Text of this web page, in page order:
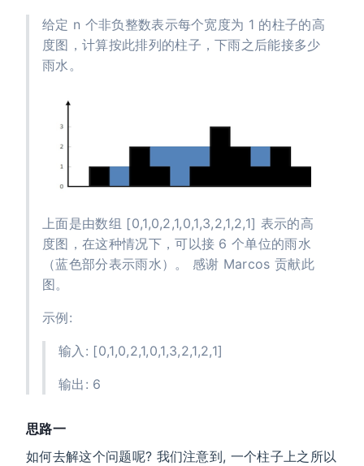
给定 n 个非负整数表示每个宽度为 1 的柱子的高
度图，计算按此排列的柱子，下雨之后能接多少
雨水。
上面是由数组 [0,1,0,2,1,0,1,3,2,1,2,1] 表示的高
度图，在这种情况下，可以接 6 个单位的雨水
（蓝色部分表示雨水）。 感谢 Marcos 贡献此
图。
示例:
输入: [0,1,0,2,1,0,1,3,2,1,2,1]
输出: 6
思路一
如何去解这个问题呢? 我们注意到, 一个柱子上之所以